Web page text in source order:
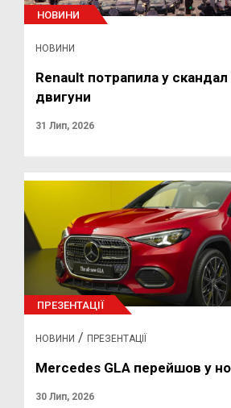
НОВИНИ
НОВИНИ
Renault потрапила у
двигуни
31 Лип, 2026
ПРЕЗЕНТАЦІЇ
НОВИНИ / ПРЕЗЕНТАЦІЇ
Mercedes GLA перейшов у
30 Лип, 2026